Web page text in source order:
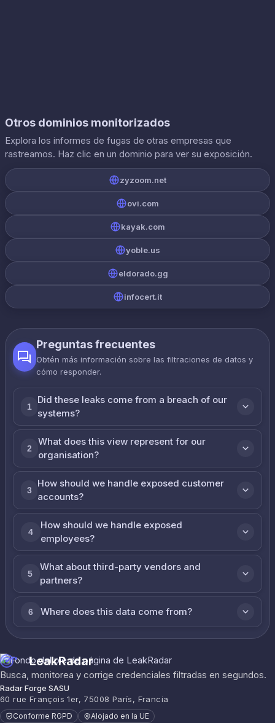
Otros dominios monitorizados
Explora los informes de fugas de otras empresas que
rastreamos. Haz clic en un dominio para ver su exposición.
zyzoom.net
ovi.com
kayak.com
yoble.us
eldorado.gg
infocert.it
Preguntas frecuentes
Obtén más información sobre las filtraciones de datos y
cómo responder.
1
Did these leaks come from a breach of our
systems?
2
What does this view represent for our
organisation?
3
How should we handle exposed customer
accounts?
4
How should we handle exposed
employees?
5
What about third-party vendors and
partners?
6 Where does this data come from?
LeakRadar
Busca, monitorea y corrige credenciales filtradas en segundos.
Radar Forge SASU
60 rue François 1er, 75008 París, Francia
Conforme RGPD Alojado en la UE